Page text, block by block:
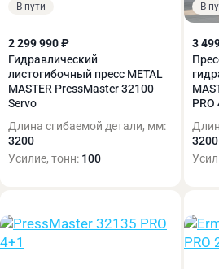
В пути
2 299 990 ₽
Гидравлический
листогибочный пресс METAL
MASTER PressMaster 32100
Servo
Длина сгибаемой детали, мм:
3200
Усилие, тонн: 100
В
3
PRO
3200